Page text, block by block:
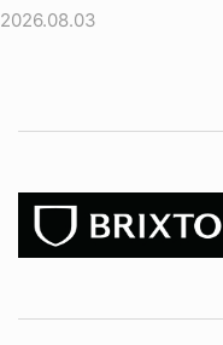
2026.08.03